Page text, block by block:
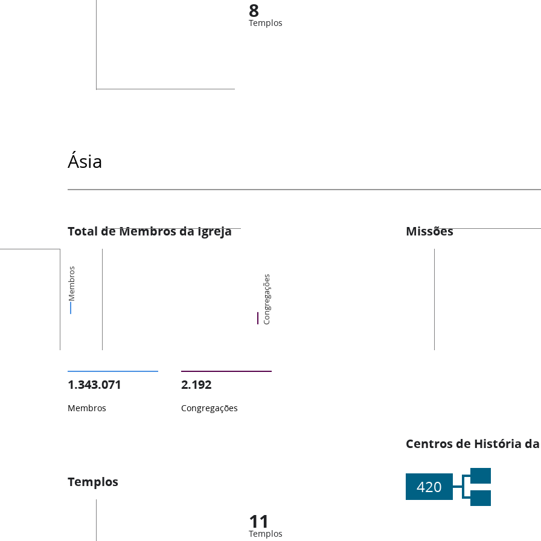
8
Templos
Ásia
Total de Membros da Igreja
Membros Congregações
1.343.071
Membros
2.192
Congregações
Missões
Centros de História
420
Templos
11
Templos